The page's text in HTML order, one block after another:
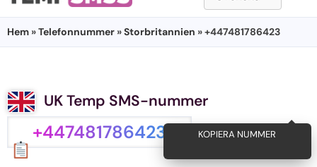
Hem »Telefonnummer »Storbritannien » +447481786423
UK Temp SMS-nummer
+447481786423 KOPIERA NUMMER